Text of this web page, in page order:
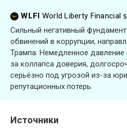
WLFI World Liberty Financial
Сильный негативный
обвинений в коррупции,
Трампа. Немедленное
за коллапса доверия,
серьёзно под угрозой из-за
репутационных потерь.
Источники